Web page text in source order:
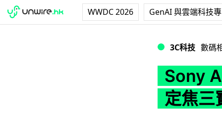
WWDC 2026 GenAI 與雲端科技
3C科技 數碼
Sony
定焦三